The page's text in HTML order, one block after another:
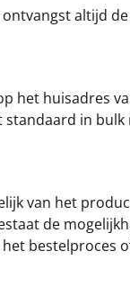
altijd
het huisadres
in
van het
de
bestelproces